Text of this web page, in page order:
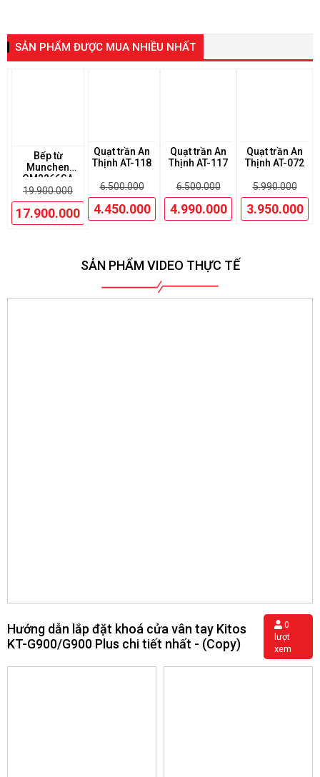
SẢN PHẨM ĐƯỢC MUA NHIỀU NHẤT
Bếp từ
Munchen
GM2266SA
19.900.000
17.900.000
Quạt trần An
Thịnh AT-118
6.500.000
4.450.000
Quạt trần An
Thịnh AT-117
6.500.000
4.990.000
Quạt trần An
Thịnh AT-072
5.990.000
3.950.000
SẢN PHẨM VIDEO THỰC TẾ
Hướng dẫn lắp đặt khoá cửa vân tay Kitos
KT-G900/G900 Plus chi tiết nhất - (Copy)
0
lượt
xem